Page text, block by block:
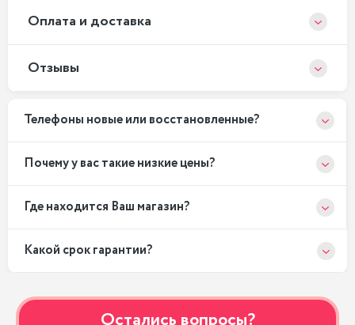
Оплата и доставка
Отзывы
Телефоны новые или восстановленные?
Почему у вас такие низкие цены?
Где находится Ваш магазин?
Какой срок гарантии?